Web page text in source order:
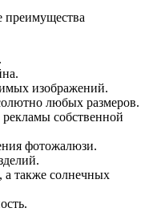
преимущества
изображений.
любых размеров.
собственной
фотожалюзи.
а также солнечных